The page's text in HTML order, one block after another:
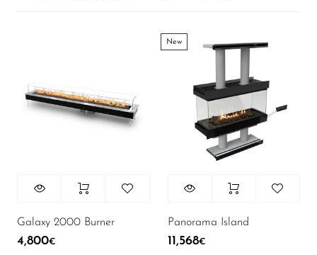
Galaxy 2000 Burner
4,800€
New
Panorama Island
11,568€